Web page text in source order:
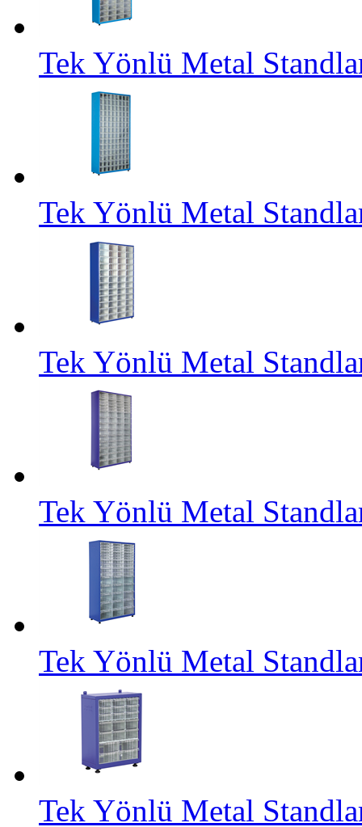
Tek Yönlü Metal
Tek Yönlü Metal
Tek Yönlü Metal
Tek Yönlü Metal
Tek Yönlü Metal
Tek Yönlü Metal